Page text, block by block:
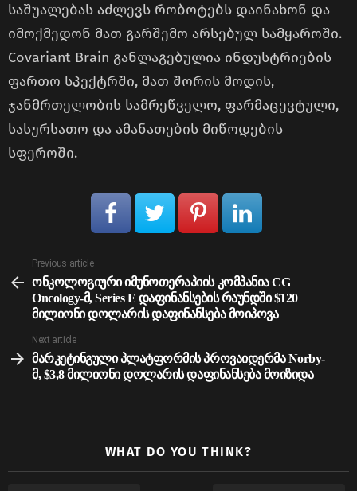
საშუალებას აძლევს რობოტებს დაინახონ და
იმოქმედონ მათ გარშემო არსებულ სამყაროში.
Covariant Brain განლაგებულია ინდუსტრიების
ფართო სპექტრში, მათ შორის მოდის,
ჯანმრთელობის სამრეწველო, ფარმაცევტული,
სასურსათო და ამანათების მიწოდების
სფეროში.
more
Previous article
ონკოლოგიური იმუნოთერაპიის კომპანია CG
Oncology-მ, Series E დაფინანსების რაუნდში $120
მილიონი დოლარის დაფინანსება მოიპოვა
Next article
მარკეტინგული პლატფორმის პროვაიდერმა Norby-
მ, $3,8 მილიონი დოლარის დაფინანსება მოიზიდა
WHAT DO YOU THINK?